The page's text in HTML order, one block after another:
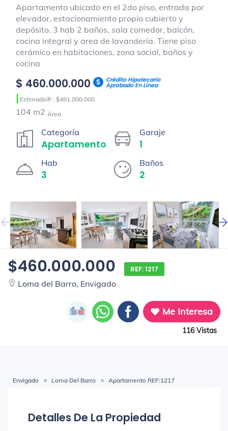
Apartamento ubicado en el 2do piso, entrada por
elevador, estacionamiento propio cubierto y
depósito. 3 hab 2 baños, sala comedor, balcón,
cocina integral y area de lavandería. Tiene piso
cerámico en habitaciones, zona social, baños y
cocina
$ 460.000.000 Crédito Hipotecario
Aprobado En Línea
| Estimado® : $481.000.000
104 m2 Área
Categoría
Apartamento
Garaje
1
Hab
3
Baños
2
$460.000.000 REF: 1217
Loma del Barro, Envigado
Me Interesa
116 Vistas
Envigado Loma Del Barro Apartamento REF:1217
Detalles De La Propiedad